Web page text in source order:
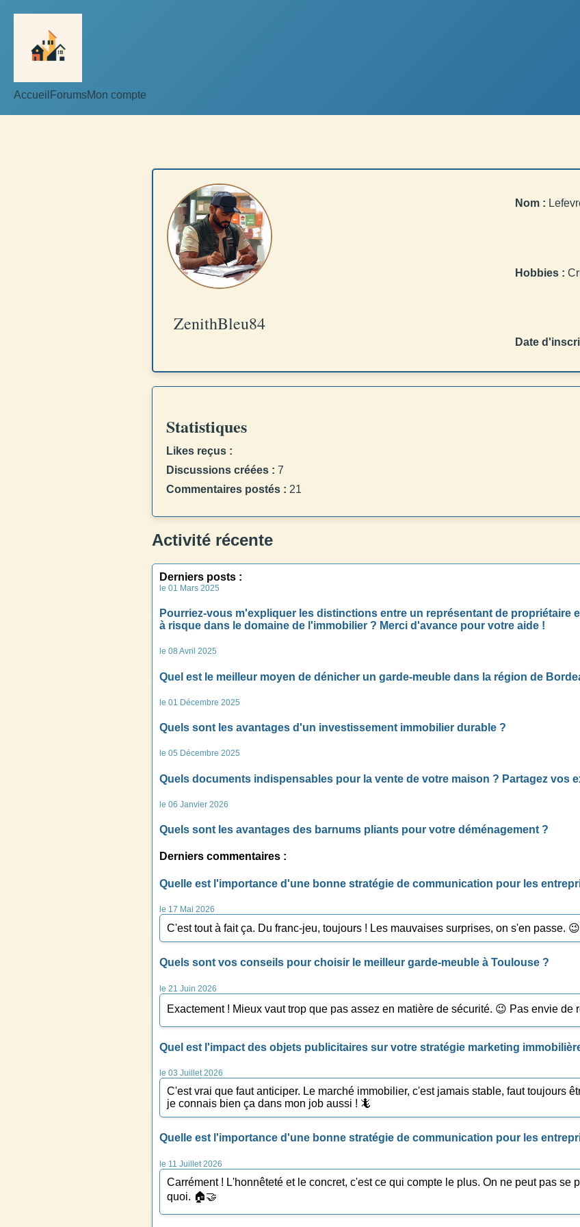
Accueil ForumsMon compte
ZenithBleu84
Nom :
Hobbies :
Date
Statistiques
Likes reçus :
Discussions créées : 7
Commentaires postés : 21
Activité récente
Derniers posts :
le 01 Mars 2025
Pourriez-vous m'expliquer les distinctions entre un représentant de propriétaire
à risque dans le domaine de l'immobilier ? Merci d'avance pour votre aide !
le 08 Avril 2025
Quel est le meilleur moyen de dénicher un garde-meuble dans la région de
le 01 Décembre 2025
Quels sont les avantages d'un investissement immobilier durable ?
le 05 Décembre 2025
Quels documents indispensables pour la vente de votre maison ? Partagez vos
le 06 Janvier 2026
Quels sont les avantages des barnums pliants pour votre déménagement ?
Derniers commentaires :
Quelle est l'importance d'une bonne stratégie de communication pour les
le 17 Mai 2026
C'est tout à fait ça. Du franc-jeu, toujours ! Les mauvaises surprises, on s'en passe. 😉
Quels sont vos conseils pour choisir le meilleur garde-meuble à Toulouse ?
le 21 Juin 2026
Exactement ! Mieux vaut trop que pas assez en matière de sécurité. 😉 Pas envie de
Quel est l'impact des objets publicitaires sur votre stratégie marketing
le 03 Juillet 2026
C'est vrai que faut anticiper. Le marché immobilier, c'est jamais stable, faut toujours
je connais bien ça dans mon job aussi ! 🦎
Quelle est l'importance d'une bonne stratégie de communication pour les
le 11 Juillet 2026
Carrément ! L'honnêteté et le concret, c'est ce qui compte le plus. On ne peut pas se
quoi. 🏠🤝